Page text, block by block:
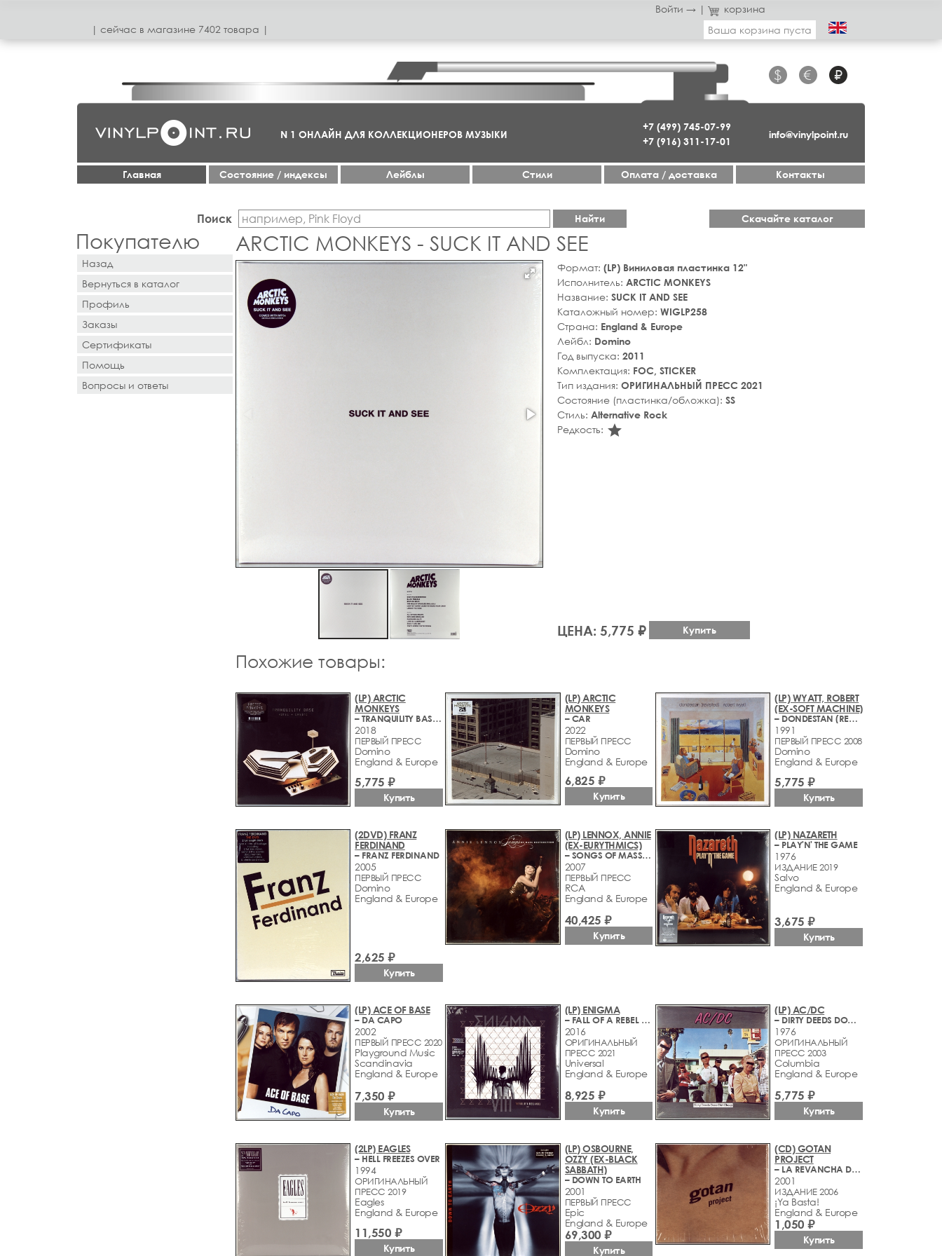
Войти → |
корзина
| сeйчас в магазинe 7402 товара |
Ваша корзина пуста
+7 (499) 745-07-99
+7 (916) 311-17-01
$ € ₽
info@vinylpoint.ru
N 1 ОНЛАЙН ДЛЯ КОЛЛЕКЦИОНЕРОВ МУЗЫКИ
Главная Cостояние / индексы Лейблы Стили Оплата / доставка Контакты
Поиск Найти Скачайте каталог
Покупателю
Назад
Вернуться в каталог
Профиль
Заказы
Сертификаты
Помощь
Вопросы и ответы
ARCTIC MONKEYS - SUCK IT AND SEE
Формат: (LP) Виниловая пластинка 12"
Исполнитель: ARCTIC MONKEYS
Название: SUCK IT AND SEE
Каталожный номер: WIGLP258
Страна: England & Europe
Лейбл: Domino
Год выпуска: 2011
Комплектация: FOC, STICKER
Тип издания: ОРИГИНАЛЬНЫЙ ПРЕСС 2021
Состояние (пластинка/обложка): SS
Стиль: Alternative Rock
Редкость: star_rate
ЦЕНА: 5,775 ₽ Купить
Похожие товары:
(LP) ARCTIC
MONKEYS
– TRANQUILITY BASE HOTEL + CASINO
2018
ПЕРВЫЙ ПРЕСС
Domino
England & Europe
5,775 ₽
Купить
(LP) ARCTIC
MONKEYS
– CAR
2022
ПЕРВЫЙ ПРЕСС
Domino
England & Europe
6,825 ₽
Купить
(LP) WYATT, ROBERT
(EX-SOFT MACHINE)
– DONDESTAN (REVISITED)
1991
ПЕРВЫЙ ПРЕСС 2008
Domino
England & Europe
5,775 ₽
Купить
(2DVD) FRANZ
FERDINAND
– FRANZ FERDINAND
2005
ПЕРВЫЙ ПРЕСС
Domino
England & Europe
2,625 ₽
Купить
(LP) LENNOX, ANNIE
(EX-EURYTHMICS)
– SONGS OF MASS DESTRUCTION
2007
ПЕРВЫЙ ПРЕСС
RCA
England & Europe
40,425 ₽
Купить
(LP) NAZARETH
– PLAY'N' THE GAME
1976
ИЗДАНИЕ 2019
Salvo
England & Europe
3,675 ₽
Купить
(LP) ACE OF BASE
– DA CAPO
2002
ПЕРВЫЙ ПРЕСС 2020
Playground Music
Scandinavia
England & Europe
7,350 ₽
Купить
(LP) ENIGMA
– FALL OF A REBEL ANGEL (VIII)
2016
ОРИГИНАЛЬНЫЙ
ПРЕСС 2021
Universal
England & Europe
8,925 ₽
Купить
(LP) AC/DC
– DIRTY DEEDS DONE DIRT CHEAP
1976
ОРИГИНАЛЬНЫЙ
ПРЕСС 2003
Columbia
England & Europe
5,775 ₽
Купить
(2LP) EAGLES
– HELL FREEZES OVER
1994
ОРИГИНАЛЬНЫЙ
ПРЕСС 2019
Eagles
England & Europe
11,550 ₽
Купить
(LP) OSBOURNE,
OZZY (EX-BLACK
SABBATH)
– DOWN TO EARTH
2001
ПЕРВЫЙ ПРЕСС
Epic
England & Europe
69,300 ₽
Купить
(CD) GOTAN
PROJECT
– LA REVANCHA DEL TANGO
2001
ИЗДАНИЕ 2006
¡Ya Basta!
England & Europe
1,050 ₽
Купить